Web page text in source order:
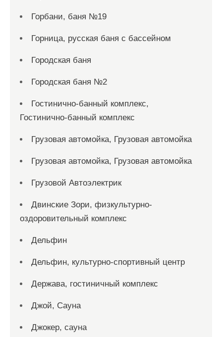
Горбани, баня №19
Горница, русская баня с бассейном
Городская баня
Городская баня №2
Гостинично-банный комплекс,
Гостинично-банный комплекс
Грузовая автомойка, Грузовая автомойка
Грузовая автомойка, Грузовая автомойка
Грузовой Автоэлектрик
Двинские Зори, физкультурно-
оздоровительный комплекс
Дельфин
Дельфин, культурно-спортивный центр
Держава, гостиничный комплекс
Джой, Сауна
Джокер, сауна